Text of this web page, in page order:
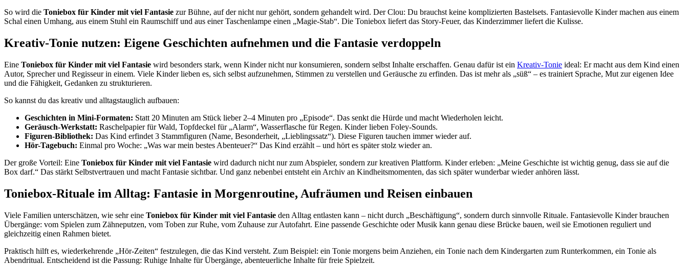
So wird die Toniebox für Kinder mit viel Fantasie zur Bühne, auf der nicht nur gehört, sondern gehandelt wird. Der Clou: Du brauchst keine komplizierten Bastelsets. Fantasievolle Kinder machen aus einem
Schal einen Umhang, aus einem Stuhl ein Raumschiff und aus einer Taschenlampe einen „Magie-Stab“. Die Toniebox liefert das Story-Feuer, das Kinderzimmer liefert die Kulisse.
Kreativ-Tonie nutzen: Eigene Geschichten aufnehmen und die Fantasie verdoppeln
Eine Toniebox für Kinder mit viel Fantasie wird besonders stark, wenn Kinder nicht nur konsumieren, sondern selbst Inhalte erschaffen. Genau dafür ist ein Kreativ-Tonie ideal: Er macht aus dem Kind einen
Autor, Sprecher und Regisseur in einem. Viele Kinder lieben es, sich selbst aufzunehmen, Stimmen zu verstellen und Geräusche zu erfinden. Das ist mehr als „süß“ – es trainiert Sprache, Mut zur eigenen Idee
und die Fähigkeit, Gedanken zu strukturieren.
So kannst du das kreativ und alltagstauglich aufbauen:
Geschichten in Mini-Formaten: Statt 20 Minuten am Stück lieber 2–4 Minuten pro „Episode“. Das senkt die Hürde und macht Wiederholen leicht.
Geräusch-Werkstatt: Raschelpapier für Wald, Topfdeckel für „Alarm“, Wasserflasche für Regen. Kinder lieben Foley-Sounds.
Figuren-Bibliothek: Das Kind erfindet 3 Stammfiguren (Name, Besonderheit, „Lieblingssatz“). Diese Figuren tauchen immer wieder auf.
Hör-Tagebuch: Einmal pro Woche: „Was war mein bestes Abenteuer?“ Das Kind erzählt – und hört es später stolz wieder an.
Der große Vorteil: Eine Toniebox für Kinder mit viel Fantasie wird dadurch nicht nur zum Abspieler, sondern zur kreativen Plattform. Kinder erleben: „Meine Geschichte ist wichtig genug, dass sie auf die
Box darf.“ Das stärkt Selbstvertrauen und macht Fantasie sichtbar. Und ganz nebenbei entsteht ein Archiv an Kindheitsmomenten, das sich später wunderbar wieder anhören lässt.
Toniebox-Rituale im Alltag: Fantasie in Morgenroutine, Aufräumen und Reisen einbauen
Viele Familien unterschätzen, wie sehr eine Toniebox für Kinder mit viel Fantasie den Alltag entlasten kann – nicht durch „Beschäftigung“, sondern durch sinnvolle Rituale. Fantasievolle Kinder brauchen
Übergänge: vom Spielen zum Zähneputzen, vom Toben zur Ruhe, vom Zuhause zur Autofahrt. Eine passende Geschichte oder Musik kann genau diese Brücke bauen, weil sie Emotionen reguliert und
gleichzeitig einen Rahmen bietet.
Praktisch hilft es, wiederkehrende „Hör-Zeiten“ festzulegen, die das Kind versteht. Zum Beispiel: ein Tonie morgens beim Anziehen, ein Tonie nach dem Kindergarten zum Runterkommen, ein Tonie als
Abendritual. Entscheidend ist die Passung: Ruhige Inhalte für Übergänge, abenteuerliche Inhalte für freie Spielzeit.